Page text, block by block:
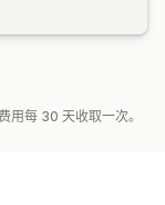
用每 30 天收取一次。